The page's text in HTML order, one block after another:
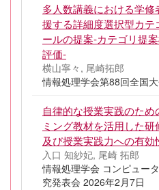
多人数講義における学
援する詳細度選択型カ
ールの提案-カテゴリ提
評価-
横山寧々, 尾崎拓郎
情報処理学会第88回全国
自律的な授業実践のた
ミング教材を活用した
及び授業実践力への有効
入口 知紗妃, 尾崎 拓郎
情報処理学会 コンピュー
究発表会 2026年2月7日